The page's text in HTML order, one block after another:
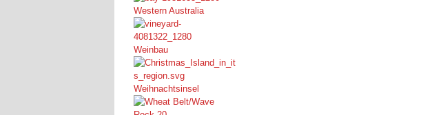
Western Australia
Weinbau
Weihnachtsinsel